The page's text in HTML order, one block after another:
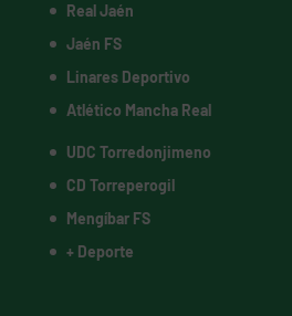
Real Jaén
Jaén FS
Linares Deportivo
Atlético Mancha Real
UDC Torredonjimeno
CD Torreperogil
Mengíbar FS
+ Deporte